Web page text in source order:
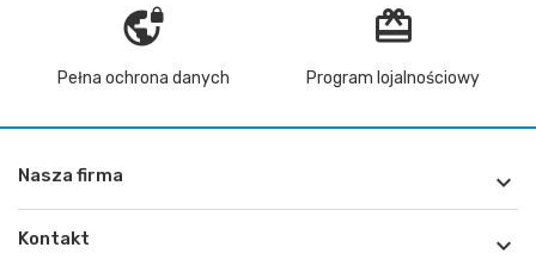
vpn_lock
Pełna ochrona danych
redeem
Program lojalnościowy
Nasza firma 
Kontakt 